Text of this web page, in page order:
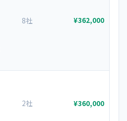
8社 ¥362,000
2社 ¥360,000